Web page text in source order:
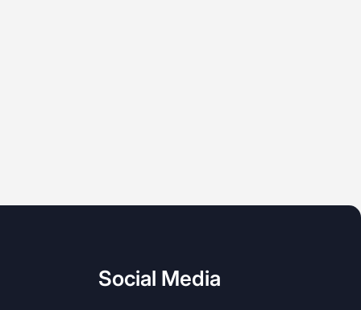
Social Media